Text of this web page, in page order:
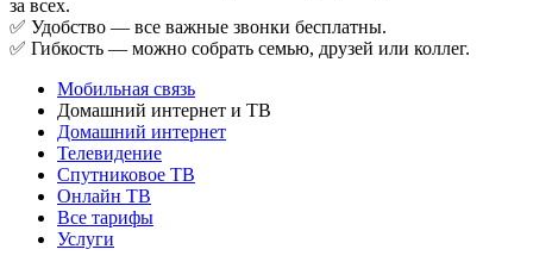
за всех.
✅ Удобство — все важные звонки бесплатны.
✅ Гибкость — можно собрать семью, друзей или коллег.
Мобильная связь
Домашний интернет и ТВ
Домашний интернет
Телевидение
Спутниковое ТВ
Онлайн ТВ
Все тарифы
Услуги